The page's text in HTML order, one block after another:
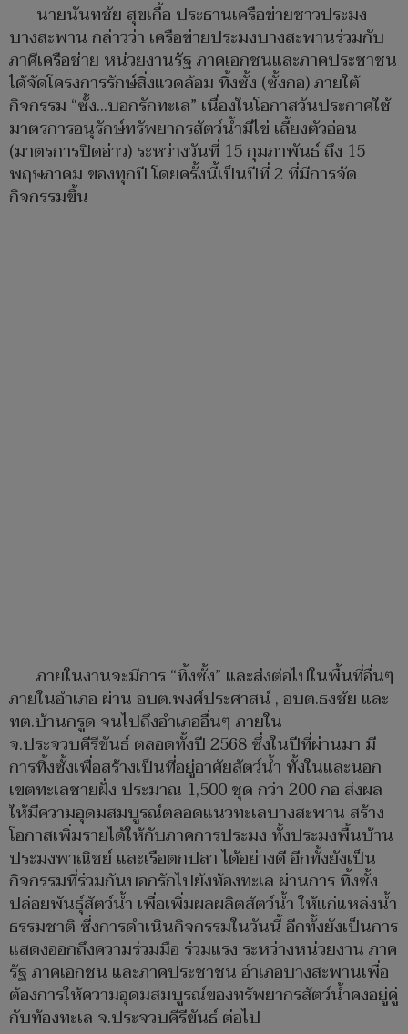
นายนันทชัย สุขเกื้อ ประธานเครือข่ายชาวประมง
บางสะพาน กล่าวว่า เครือข่ายประมงบางสะพานร่วมกับ
ภาคีเครือช่าย หน่วยงานรัฐ ภาคเอกชนและภาคประชาชน
ได้จัดโครงการรักษ์สิ่งแวดล้อม ทิ้งซั้ง (ซั้งกอ) ภายใต้
กิจกรรม “ซั้ง...บอกรักทะเล” เนื่องในโอกาสวันประกาศใช้
มาตรการอนุรักษ์ทรัพยากรสัตว์น้ำมีไข่ เลี้ยงตัวอ่อน
(มาตรการปิดอ่าว) ระหว่างวันที่ 15 กุมภาพันธ์ ถึง 15
พฤษภาคม ของทุกปี โดยครั้งนี้เป็นปีที่ 2 ที่มีการจัด
กิจกรรมขึ้น
ภายในงานจะมีการ “ทิ้งซั้ง” และส่งต่อไปในพื้นที่อื่นๆ
ภายในอำเภอ ผ่าน อบต.พงศ์ประศาสน์ , อบต.ธงชัย และ
ทต.บ้านกรูด จนไปถึงอำเภออื่นๆ ภายใน
จ.ประจวบคีรีขันธ์ ตลอดทั้งปี 2568 ซึ่งในปีที่ผ่านมา มี
การทิ้งซั้งเพื่อสร้างเป็นที่อยู่อาศัยสัตว์น้ำ ทั้งในและนอก
เขตทะเลชายฝั่ง ประมาณ 1,500 ชุด กว่า 200 กอ ส่งผล
ให้มีความอุดมสมบูรณ์ตลอดแนวทะเลบางสะพาน สร้าง
โอกาสเพิ่มรายได้ให้กับภาคการประมง ทั้งประมงพื้นบ้าน
ประมงพาณิชย์ และเรือตกปลา ได้อย่างดี อีกทั้งยังเป็น
กิจกรรมที่ร่วมกันบอกรักไปยังท้องทะเล ผ่านการ ทิ้งซั้ง
ปล่อยพันธุ์สัตว์น้ำ เพื่อเพิ่มผลผลิตสัตว์น้ำ ให้แก่แหล่งน้ำ
ธรรมชาติ ซี่งการดำเนินกิจกรรมในวันนี้ อีกทั้งยังเป็นการ
แสดงออกถึงความร่วมมือ ร่วมแรง ระหว่างหน่วยงาน ภาค
รัฐ ภาคเอกชน และภาคประชาชน อำเภอบางสะพานเพื่อ
ต้องการให้ความอุดมสมบูรณ์ของทรัพยากรสัตว์น้ำคงอยู่คู่
กับท้องทะเล จ.ประจวบคีรีขันธ์ ต่อไป